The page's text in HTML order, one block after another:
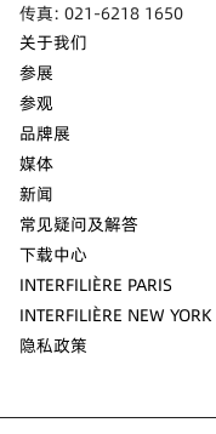
传真: 021-6218 1650
关于我们
参展
参观
品牌展
媒体
新闻
常见疑问及解答
下载中心
INTERFILIÈRE PARIS
INTERFILIÈRE NEW YORK
隐私政策